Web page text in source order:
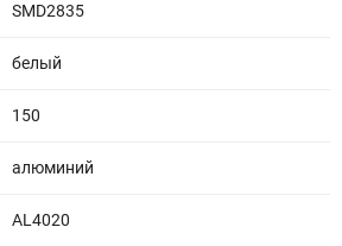
SMD2835
белый
150
алюминий
AL4020